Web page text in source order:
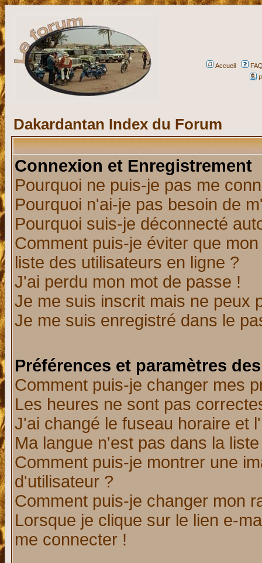
Accueil
Dakardantan Index du Forum
Connexion et Enregistrement
Pourquoi ne puis-je pas me
Pourquoi n'ai-je pas besoin de
Pourquoi suis-je déconnecté
Comment puis-je éviter que
liste des utilisateurs en ligne ?
J'ai perdu mon mot de passe !
Je me suis inscrit mais ne peux
Je me suis enregistré dans le
Préférences et paramètres
Comment puis-je changer mes
Les heures ne sont pas
J'ai changé le fuseau horaire et
Ma langue n'est pas dans la
Comment puis-je montrer une
d'utilisateur ?
Comment puis-je changer mon
Lorsque je clique sur le lien e-
me connecter !